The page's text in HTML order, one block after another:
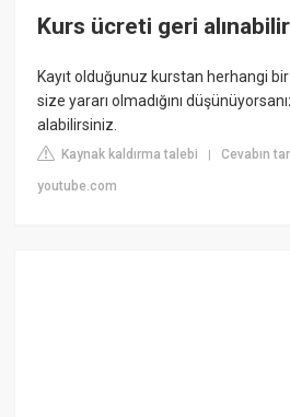
Kurs ücreti geri
Kayıt olduğunuz kurstan herhangi bir
size yararı olmadığını
alabilirsiniz.
Kaynak kaldırma talebi |Cevabın
youtube.com